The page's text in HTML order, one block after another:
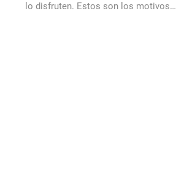
lo disfruten. Estos son los motivos…